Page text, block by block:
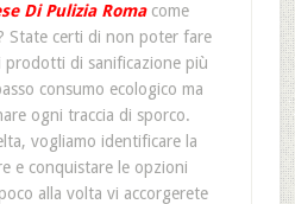
Di Pulizia Romacome
State certi di non poter fare
prodotti di sanificazione più
consumo ecologico ma
ogni traccia di sporco.
vogliamo identificare la
e conquistare le opzioni
alla volta vi accorgerete